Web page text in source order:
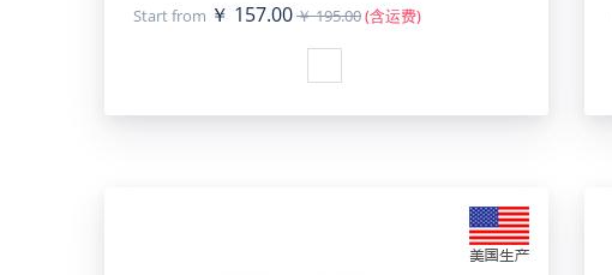
Start from ￥ 157.00￥ 195.00(含运费)